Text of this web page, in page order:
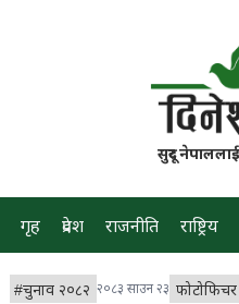
सुदूर
गृह प्रदेश राजनीति राष्ट्रिय
#चुनाव २०८२ २०८३ साउन २३ फोटोफिचर